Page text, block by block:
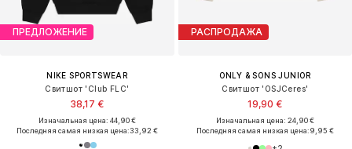
ПРЕДЛОЖЕНИЕ
NIKE SPORTSWEAR
Свитшот 'Club FLC'
38,17 €
Изначальная цена: 44,90 €
Последняя самая низкая цена:33,92 €
РАСПРОДАЖА
ONLY & SONS JUNIOR
Свитшот 'OSJCeres'
19,90 €
Изначальная цена: 24,90 €
Последняя самая низкая цена:9,95 €